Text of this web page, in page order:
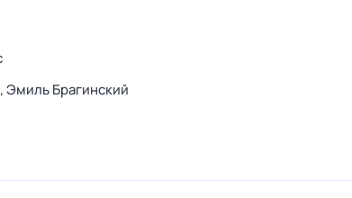
Эмиль Брагинский